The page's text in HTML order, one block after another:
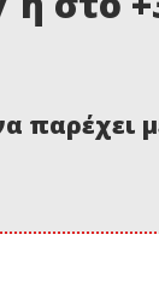
παρέχει